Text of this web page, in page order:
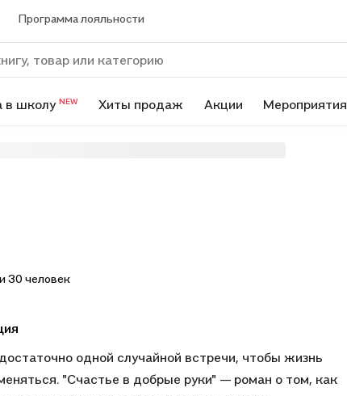
Программа лояльности
в школу NEW Хиты продаж Акции Мероприятия
30 человек
одной случайной встречи, чтобы жизнь
"Счастье в добрые руки" — роман о том, как